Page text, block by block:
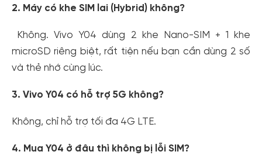
2. Máy có khe SIM lai (Hybrid) không?
Không. Vivo Y04 dùng 2 khe Nano-SIM + 1 khe
microSD riêng biệt, rất tiện nếu bạn cần dùng 2 số
và thẻ nhớ cùng lúc.
3. Vivo Y04 có hỗ trợ 5G không?
Không, chỉ hỗ trợ tối đa 4G LTE.
4. Mua Y04 ở đâu thì không bị lỗi SIM?